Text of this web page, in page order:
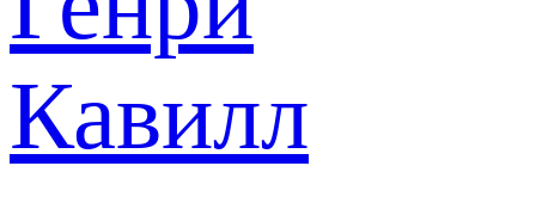
Кавилл